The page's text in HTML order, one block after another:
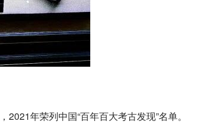
年荣列中国“百年百大考古发现”名单。